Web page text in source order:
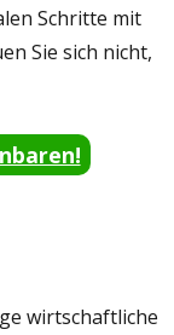
Schritte mit
Sie sich nicht,
wirtschaftliche